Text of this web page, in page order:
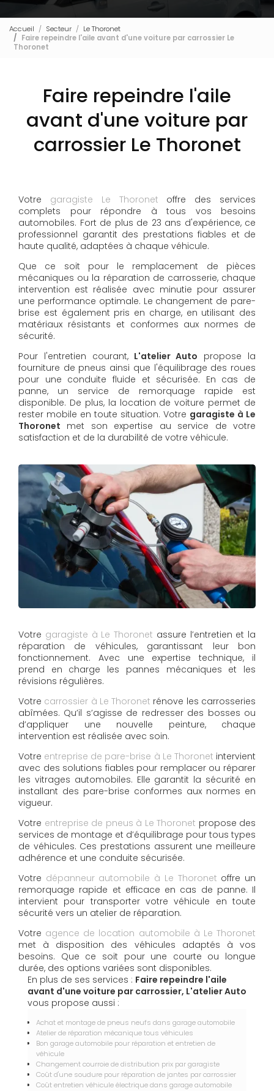
Accueil Secteur
Le Thoronet
Faire repeindre l'aile avant d'une voiture par carrossier Le
Thoronet
Faire repeindre l'aile
avant d'une voiture par
carrossier Le Thoronet
Votre garagiste Le Thoronet offre des services
complets pour répondre à tous vos besoins
automobiles. Fort de plus de 23 ans d'expérience, ce
professionnel garantit des prestations fiables et de
haute qualité, adaptées à chaque véhicule.
Que ce soit pour le remplacement de pièces
mécaniques ou la réparation de carrosserie, chaque
intervention est réalisée avec minutie pour assurer
une performance optimale. Le changement de pare-
brise est également pris en charge, en utilisant des
matériaux résistants et conformes aux normes de
sécurité.
Pour l'entretien courant,L'atelier Auto propose la
fourniture de pneus ainsi que l'équilibrage des roues
pour une conduite fluide et sécurisée. En cas de
panne, un service de remorquage rapide est
disponible. De plus, la location de voiture permet de
rester mobile en toute situation. Votre garagiste à Le
Thoronet met son expertise au service de votre
satisfaction et de la durabilité de votre véhicule.
Votre garagiste à Le Thoronet assure l’entretien et la
réparation de véhicules, garantissant leur bon
fonctionnement. Avec une expertise technique, il
prend en charge les pannes mécaniques et les
révisions régulières.
Votre carrossier à Le Thoronet rénove les carrosseries
abîmées. Qu’il s’agisse de redresser des bosses ou
d’appliquer une nouvelle peinture, chaque
intervention est réalisée avec soin.
Votre entreprise de pare-brise à Le Thoronet intervient
avec des solutions fiables pour remplacer ou réparer
les vitrages automobiles. Elle garantit la sécurité en
installant des pare-brise conformes aux normes en
vigueur.
Votre entreprise de pneus à Le Thoronet propose des
services de montage et d’équilibrage pour tous types
de véhicules. Ces prestations assurent une meilleure
adhérence et une conduite sécurisée.
Votre dépanneur automobile à Le Thoronet offre un
remorquage rapide et efficace en cas de panne. Il
intervient pour transporter votre véhicule en toute
sécurité vers un atelier de réparation.
Votre agence de location automobile à Le Thoronet
met à disposition des véhicules adaptés à vos
besoins. Que ce soit pour une courte ou longue
durée, des options variées sont disponibles.
En plus de ses services : Faire repeindre l'aile
avant d'une voiture par carrossier, L'atelier Auto
vous propose aussi :
Achat et montage de pneus neufs dans garage automobile
Atelier de réparation mécanique tous véhicules
Bon garage automobile pour réparation et entretien de
véhicule
Changement courroie de distribution prix par garagiste
Coût d'une soudure pour réparation de jantes par carrossier
Coût entretien véhicule électrique dans garage automobile